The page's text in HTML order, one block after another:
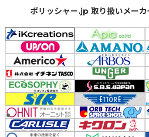
ポリッシャー.jp 取り扱いメーカ